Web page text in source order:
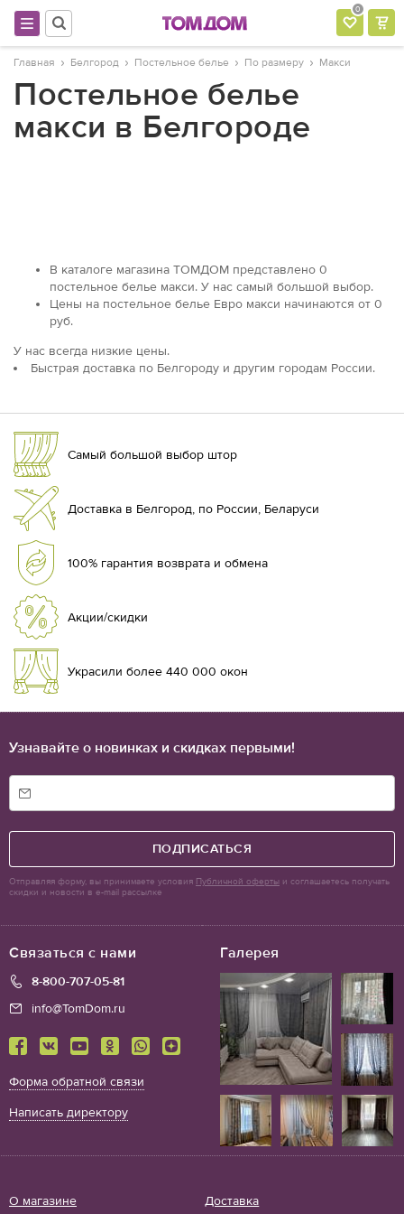
0
Главная Белгород Постельное белье По размеру Макси
Постельное белье
макси в Белгороде
В каталоге магазина ТОМДОМ представлено 0
постельное белье макси. У нас самый большой выбор.
Цены на постельное белье Евро макси начинаются от 0
руб.
У нас всегда низкие цены.
Быстрая доставка по Белгороду и другим городам России.
Самый большой выбор штор
Доставка в Белгород, по России, Беларуси
100% гарантия возврата и обмена
Акции/скидки
Украсили более 440 000 окон
Галерея
Связаться с нами
8-800-707-05-81
info@TomDom.ru
Форма обратной связи
Написать директору
О магазине Доставка
Узнавайте о новинках и скидках первыми!
ПОДПИСАТЬСЯ
Отправляя форму, вы принимаете условия Публичной оферты и соглашаетесь получать
скидки и новости в e-mail рассылке